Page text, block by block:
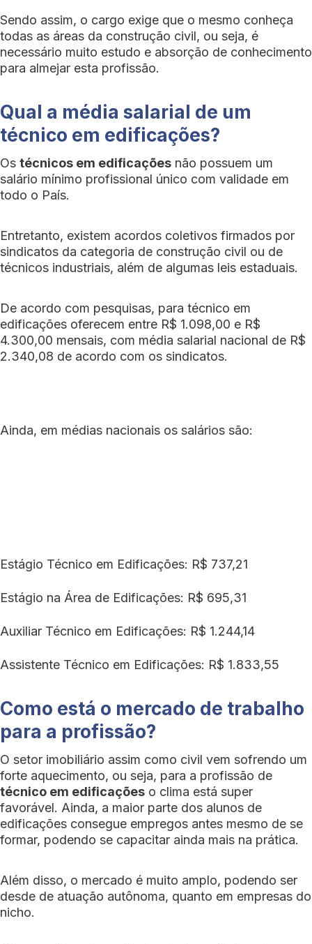
Sendo assim, o cargo exige que o mesmo conheça
todas as áreas da construção civil, ou seja, é
necessário muito estudo e absorção de conhecimento
para almejar esta profissão.
Qual a média salarial de um
técnico em edificações?
Os técnicos em edificações não possuem um
salário mínimo profissional único com validade em
todo o País.
Entretanto, existem acordos coletivos firmados por
sindicatos da categoria de construção civil ou de
técnicos industriais, além de algumas leis estaduais.
De acordo com pesquisas, para técnico em
edificações oferecem entre R$ 1.098,00 e R$
4.300,00 mensais, com média salarial nacional de R$
2.340,08 de acordo com os sindicatos.
Ainda, em médias nacionais os salários são:
Estágio Técnico em Edificações: R$ 737,21
Estágio na Área de Edificações: R$ 695,31
Auxiliar Técnico em Edificações: R$ 1.244,14
Assistente Técnico em Edificações: R$ 1.833,55
Como está o mercado de trabalho
para a profissão?
O setor imobiliário assim como civil vem sofrendo um
forte aquecimento, ou seja, para a profissão de
técnico em edificações o clima está super
favorável. Ainda, a maior parte dos alunos de
edificações consegue empregos antes mesmo de se
formar, podendo se capacitar ainda mais na prática.
Além disso, o mercado é muito amplo, podendo ser
desde de atuação autônoma, quanto em empresas do
nicho.